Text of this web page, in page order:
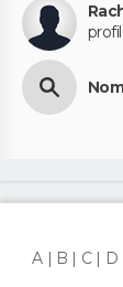
A
B C D